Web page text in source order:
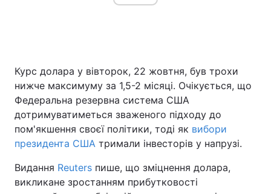
Курс долара у вівторок, 22 жовтня, був трохи
нижче максимуму за 1,5-2 місяці. Очікується, що
Федеральна резервна система США
дотримуватиметься зваженого підходу до
пом'якшення своєї політики, тоді як вибори
президента США тримали інвесторів у напрузі.
Видання Reuters пише, що зміцнення долара,
викликане зростанням прибутковості